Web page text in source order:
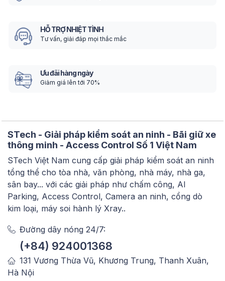
HỖ TRỢ NHIỆT TÌNH
Tư vấn, giải đáp mọi thắc mắc
Ưu đãi hàng ngày
Giảm giá lên tới 70%
STech - Giải pháp kiểm soát an ninh - Bãi giữ xe
thông minh - Access Control Số 1 Việt Nam
STech Việt Nam cung cấp giải pháp kiểm soát an ninh
tổng thể cho tòa nhà, văn phòng, nhà máy, nhà ga,
sân bay... với các giải pháp như chấm công, AI
Parking, Access Control, Camera an ninh, cổng dò
kim loại, máy soi hành lý Xray..
Đường dây nóng 24/7:
(+84) 924001368
131 Vương Thừa Vũ, Khương Trung, Thanh Xuân,
Hà Nội